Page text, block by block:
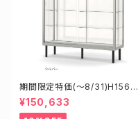
期間限定特価(～8/31)H15605
S W1500D600H1500mm 新
型業務用ガラスケース ショーケ
¥150,633